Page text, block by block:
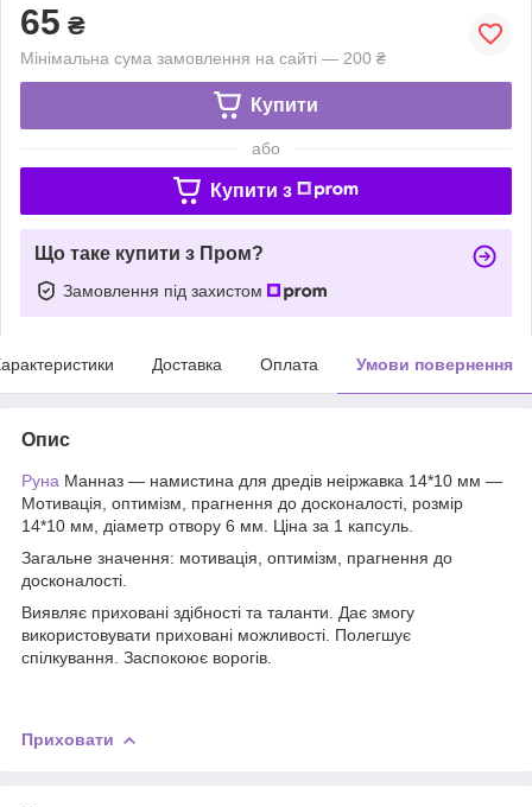
65 ₴
Мінімальна сума замовлення на сайті — 200 ₴
Купити
або
Купити з
Що таке купити з Пром?
Замовлення під захистом
Доставка Оплата Умови повернення
Опис
Руна Манназ — намистина для дредів неіржавка 14*10 мм —
Мотивація, оптимізм, прагнення до досконалості, розмір
14*10 мм, діаметр отвору 6 мм. Ціна за 1 капсуль.
Загальне значення: мотивація, оптимізм, прагнення до
досконалості.
Виявляє приховані здібності та таланти. Дає змогу
використовувати приховані можливості. Полегшує
спілкування. Заспокоює ворогів.
Приховати